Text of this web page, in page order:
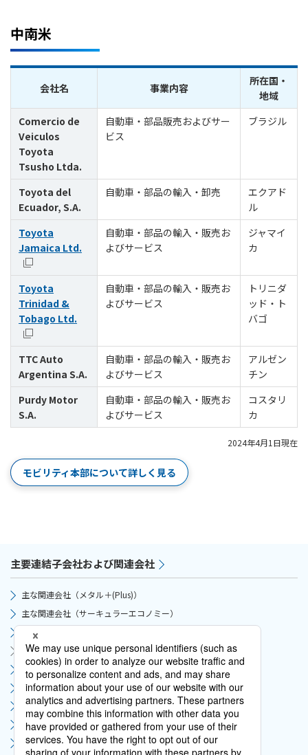
中南米
会社名 事業内容
所在国・
地域
Comercio de
Veiculos
Toyota
Tsusho Ltda.
自動車・部品販売およびサー
ビス
ブラジル
Toyota del
Ecuador, S.A.
自動車・部品の輸入・卸売
エクアド
ル
Toyota
Jamaica Ltd.
自動車・部品の輸入・販売お
よびサービス
ジャマイ
カ
Toyota
Trinidad &
Tobago Ltd.
自動車・部品の輸入・販売お
よびサービス
トリニダ
ッド・ト
バゴ
TTC Auto
Argentina S.A.
自動車・部品の輸入・販売お
よびサービス
アルゼン
チン
Purdy Motor
S.A.
自動車・部品の輸入・販売お
よびサービス
コスタリ
カ
2024年4月1日現在
モビリティ本部について詳しく見る
主要連結子会社および関連会社
主な関連会社（メタル＋(Plus)）
主な関連会社（サーキュラーエコノミー）
主な関連会社（サプライチェーン）
主な関連会社（モビリティ）
主な関連会社（グリーンインフラ）
主な関連会社（デジタルソリューション）
主な関連会社（ライフスタイル）
主な関連会社（アフリカ）
主な関連会社（コーポレート）